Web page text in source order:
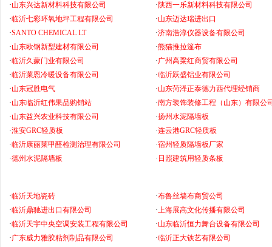
·山东兴达新材料科技有限公司 ·陕西一乐新材料科技有限公司
·临沂七彩环氧地坪工程有限公司 ·山东迈达瑞进出口
·SANTO CHEMICAL LT ·济南浩淳仪器设备有限公司
·山东欧钢新型建材有限公司 ·熊猫推拉篷布
·临沂久蒙门业有限公司 ·广州高粱红商贸有限公司
·临沂莱恩冷暖设备有限公司 ·临沂跃盛铝业有限公司
·山东冠胜电气 ·山东菏泽正泰德力西代理经销商
·山东临沂红伟果品购销站 ·南方装饰装修工程（山东）有限公
·山东益兴农业科技有限公司 ·扬州水泥隔墙板
·淮安GRC轻质板 ·连云港GRC轻质板
·临沂康丽莱甲醛检测治理有限公司 ·宿州轻质隔墙板厂家
·德州水泥隔墙板 · 日照建筑用轻质条板
·临沂天地瓷砖 ·布鲁丝墙布商贸公司
·临沂鼎驰进出口有限公司 ·上海展高文化传播有限公司
·临沂天宇中央空调安装工程有限公司 ·山东临沂恒力舞台设备有限公司
·广东威力雅胶粘剂制品有限公司 ·临沂正大铁艺有限公司